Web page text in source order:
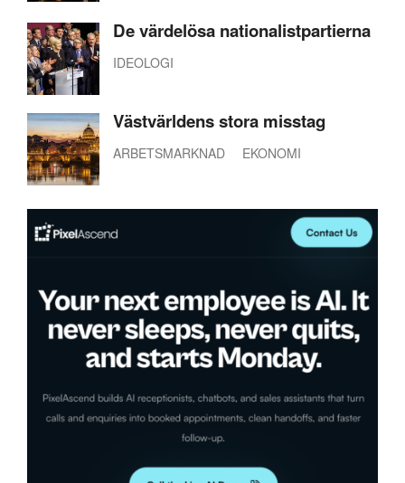
De värdelösa nationalistpartierna
IDEOLOGI
Västvärldens stora misstag
ARBETSMARKNAD EKONOMI